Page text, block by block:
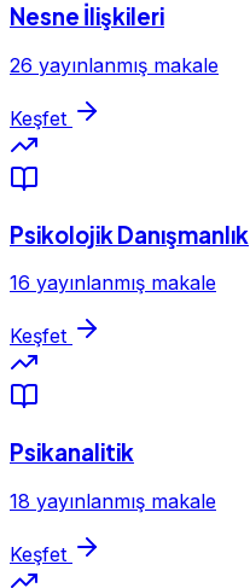
Nesne İlişkileri
26 yayınlanmış makale
Keşfet
Psikolojik Danışmanlık
16 yayınlanmış makale
Keşfet
Psikanalitik
18 yayınlanmış makale
Keşfet